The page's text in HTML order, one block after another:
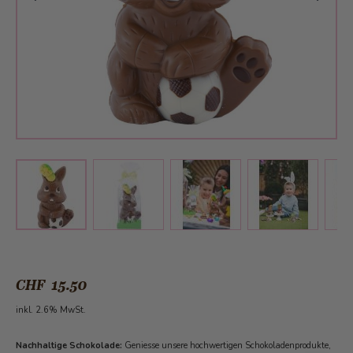
View larger imageView larger imageView larger imageView larger
CHF 15.50
inkl. 2.6% MwSt.
Nachhaltige Schokolade: Geniesse unsere hochwertigen Schokoladenprodukte,